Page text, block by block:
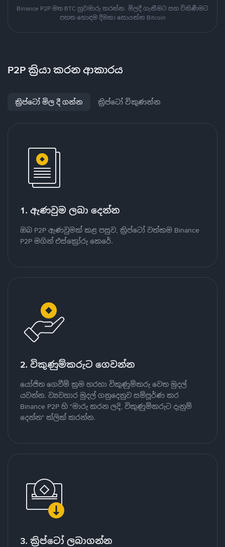
Binance P2P මත BTC හුවමාරු කරන්න. මිලදී ගැනීමට සහ විකිණීමට
පහත හොඳම දීමනා සොයන්න Bitcoin
P2P ක්‍රියා කරන ආකාරය
ක්‍රිප්ටෝ මිල දී ගන්න ක්‍රිප්ටෝ විකුණන්න
1. ඇණවුම ලබා දෙන්න
ඔබ P2P ඇණවුමක් කළ පසුව, ක්‍රිප්ටෝ වත්කම Binance
P2P මගින් එස්ක්‍රෝරු කෙරේ.
2. විකුණුම්කරුට ගෙවන්න
යෝජිත ගෙවීම් ක්‍රම හරහා විකුණුම්කරු වෙත මුදල්
යවන්න. ව්‍යවහාර මුදල් ගනුදෙනුව සම්පූර්ණ කර
Binance P2P හි "මාරු කරන ලදි, විකුණුම්කරුට දැනුම්
දෙන්න" ක්ලික් කරන්න.
3. ක්‍රිප්ටෝ ලබාගන්න